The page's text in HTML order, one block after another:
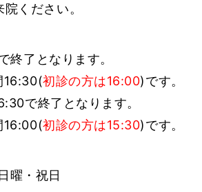
院ください。
終了となります。
16:30(初診の方は16:00)です。
で終了となります。
16:00(初診の方は15:30)です。
曜・祝日